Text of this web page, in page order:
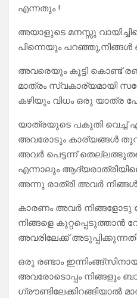
എന്നതും !
അയാളുടെ മനസ്സു
പിന്നെയും പറഞ്ഞു,നിങ്ങൾ
അവരെയും കൂട്ടി കൊണ്ട്
മാത്രം സ്വകാര്യമായി
കഴിയും വിധം ഒരു യാത്ര
യാത്രയുടെ പകുതി
അവരോടും കാര്യങ്ങൾ
അവർ പെട്ടന്ന്
എന്നാലും
അന്നു രാത്രി അവർ
കാരണം അവർ നിങ്ങളോടു
നിങ്ങളെ കുറ്റപ്പെടുത്താൻ
അവരിലേക്ക്
ഒരു രണ്ടാം
അവരോടൊപ്പം നിങ്ങളും
ഗ്രൗണ്ടിലേക്കിറങ്ങിയാൽ